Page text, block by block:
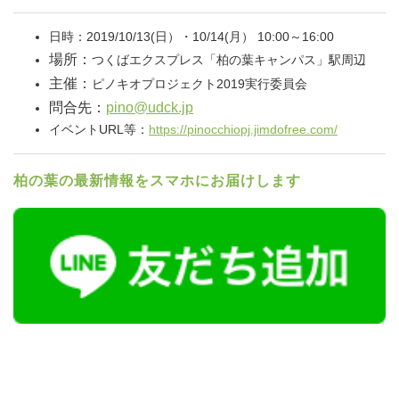
日時：2019/10/13(日）・10/14(月） 10:00～16:00
場所： つくばエクスプレス「柏の葉キャンパス」駅周辺
主催： ピノキオプロジェクト2019実行委員会
問合先： pino@udck.jp
イベントURL等： https://pinocchiopj.jimdofree.com/
柏の葉の最新情報をスマホにお届けします